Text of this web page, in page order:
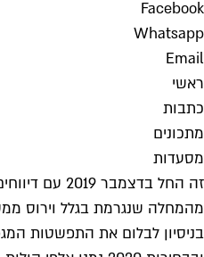
Facebook
Whatsapp
Email
ראשי
כתבות
מתכונים
מסעדות
זה החל
מהמחלה שנגרמת בגלל וירוס